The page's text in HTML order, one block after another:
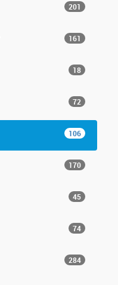
201
161
18
72
106
170
45
74
284